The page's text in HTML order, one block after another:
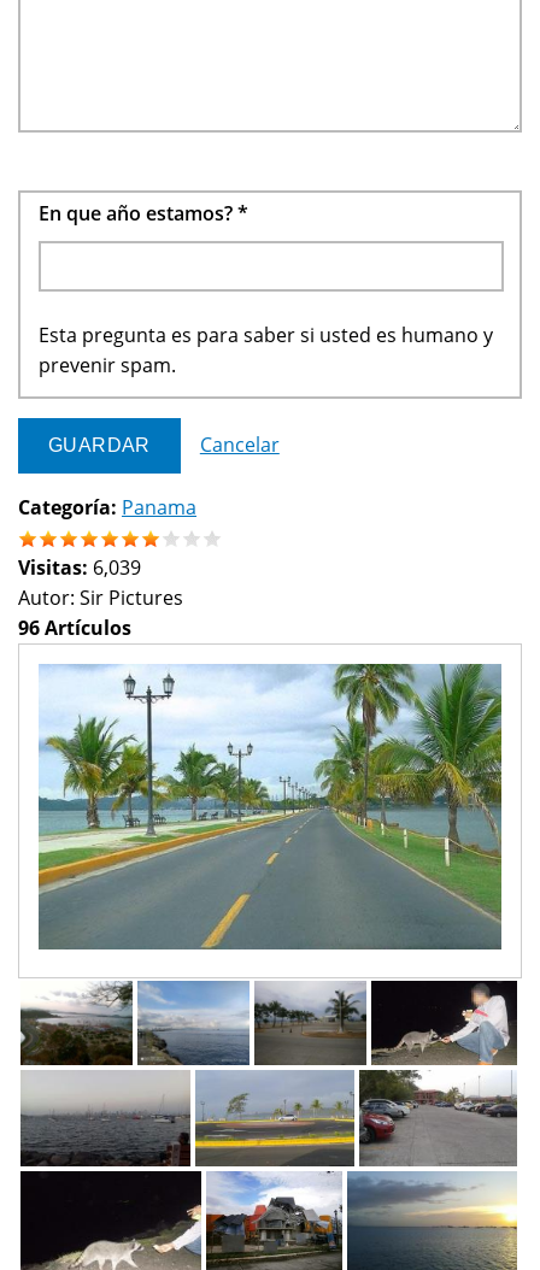
En que año estamos?*
Esta pregunta es para saber si usted es humano y
prevenir spam.
Cancelar
Categoría: Panama
Visitas: 6,039
Autor: Sir Pictures
96 Artículos